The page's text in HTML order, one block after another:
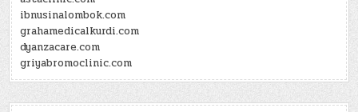
ibnusinalombok.com
grahamedicalkurdi.com
dyanzacare.com
griyabromoclinic.com